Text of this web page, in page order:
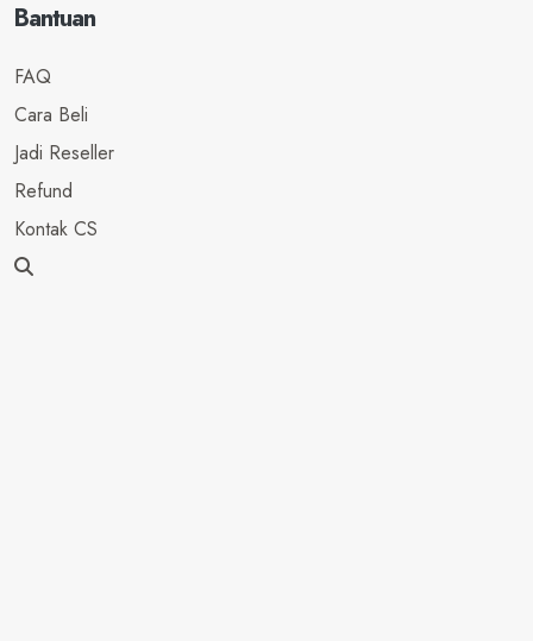
Bantuan
FAQ
Cara Beli
Jadi Reseller
Refund
Kontak CS